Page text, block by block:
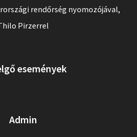
rendőrség nyomozójával,
Pirzerrel
események
Admin